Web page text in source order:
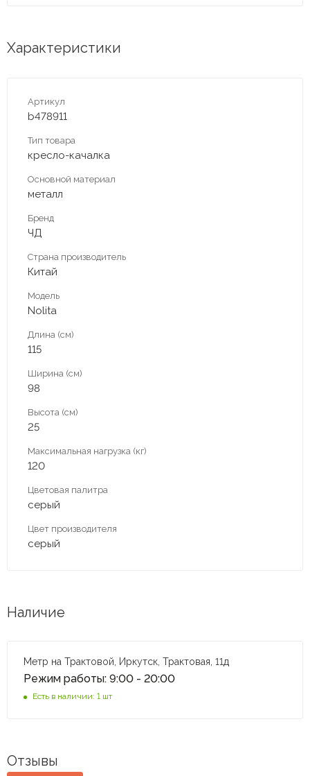
Характеристики
Артикул
b478911
Тип товара
кресло-качалка
Основной материал
металл
Бренд
ЧД
Страна производитель
Китай
Модель
Nolita
Длина (см)
115
Ширина (см)
98
Высота (см)
25
Максимальная нагрузка (кг)
120
Цветовая палитра
серый
Цвет производителя
серый
Наличие
Метр на Трактовой, Иркутск, Трактовая, 11д
Режим работы: 9:00 - 20:00
Есть в наличии: 1 шт
Отзывы